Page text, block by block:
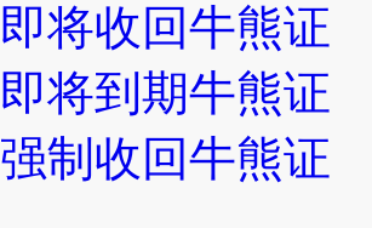
即将收回牛熊证
即将到期牛熊证
强制收回牛熊证